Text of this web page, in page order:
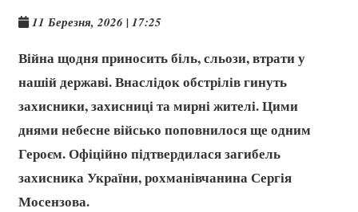
11 Березня, 2026 | 17:25
Війна щодня приносить біль, сльози, втрати у
нашій державі. Внаслідок обстрілів гинуть
захисники, захисниці та мирні жителі. Цими
днями небесне військо поповнилося ще одним
Героєм. Офіційно підтвердилася загибель
захисника України, рохманівчанина Сергія
Мосензова.